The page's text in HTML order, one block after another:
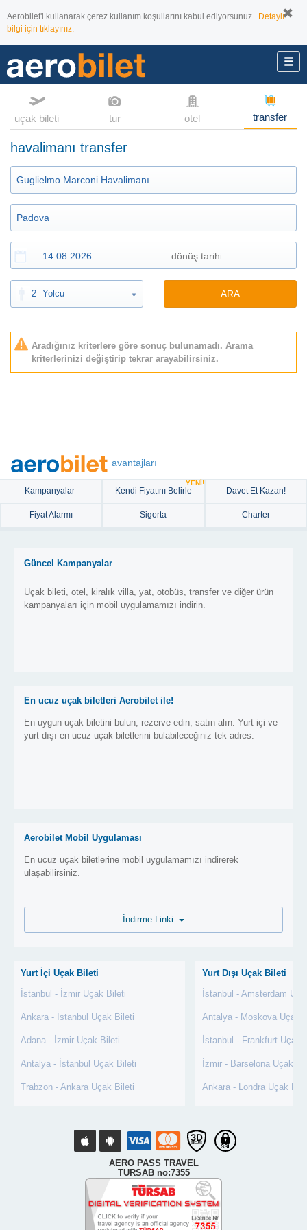
Aerobilet'i kullanarak çerez kullanım koşullarını kabul ediyorsunuz. Detaylı
bilgi için tıklayınız.
uçak bileti tur otel transfer
havalimanı transfer
2 Yolcu ARA
Aradığınız kriterlere göre sonuç bulunamadı. Arama
kriterlerinizi değiştirip tekrar arayabilirsiniz.
avantajları
Kampanyalar Kendi Fiyatını Belirle
YENİ!
Davet Et Kazan!
Fiyat Alarmı Sigorta Charter
Güncel Kampanyalar
Uçak bileti, otel, kiralık villa, yat, otobüs, transfer ve diğer ürün
kampanyaları için mobil uygulamamızı indirin.
En ucuz uçak biletleri Aerobilet ile!
En uygun uçak biletini bulun, rezerve edin, satın alın. Yurt içi ve
yurt dışı en ucuz uçak biletlerini bulabileceğiniz tek adres.
Aerobilet Mobil Uygulaması
En ucuz uçak biletlerine mobil uygulamamızı indirerek
ulaşabilirsiniz.
Yurt İçi Uçak Bileti
İstanbul - İzmir Uçak Bileti
Ankara - İstanbul Uçak Bileti
Adana - İzmir Uçak Bileti
Antalya - İstanbul Uçak Bileti
Trabzon - Ankara Uçak Bileti
Yurt Dışı Uçak Bileti
İstanbul - Amsterdam
Antalya - Moskova Uçak
İstanbul - Frankfurt Uçak
İzmir - Barselona Uçak
Ankara - Londra Uçak
AERO PASS TRAVEL
TURSAB no:7355